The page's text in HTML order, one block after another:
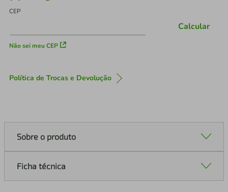
CEP
Não sei meu CEP
Calcular
Política de Trocas e Devolução
Sobre o produto
Ficha técnica